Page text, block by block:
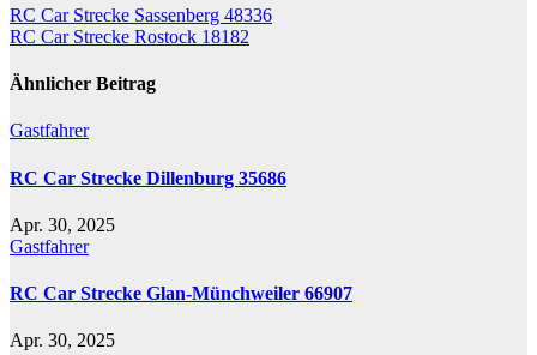
Beitragsnavigation
RC Car Strecke Sassenberg 48336
RC Car Strecke Rostock 18182
Ähnlicher Beitrag
Gastfahrer
RC Car Strecke Dillenburg 35686
Apr. 30, 2025
Gastfahrer
RC Car Strecke Glan-Münchweiler 66907
Apr. 30, 2025